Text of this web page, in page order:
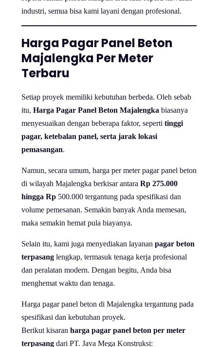
industri, semua bisa kami layani dengan profesional.
Harga Pagar Panel Beton
Majalengka Per Meter
Terbaru
Setiap proyek memiliki kebutuhan berbeda. Oleh sebab
itu, Harga Pagar Panel Beton Majalengka biasanya
menyesuaikan dengan beberapa faktor, seperti tinggi
pagar, ketebalan panel, serta jarak lokasi
pemasangan.
Namun, secara umum, harga per meter pagar panel beton
di wilayah Majalengka berkisar antara Rp 275.000
hingga Rp 500.000 tergantung pada spesifikasi dan
volume pemesanan. Semakin banyak Anda memesan,
maka semakin hemat pula biayanya.
Selain itu, kami juga menyediakan layanan pagar beton
terpasang lengkap, termasuk tenaga kerja profesional
dan peralatan modern. Dengan begitu, Anda bisa
menghemat waktu dan tenaga.
Harga pagar panel beton di Majalengka tergantung pada
spesifikasi dan kebutuhan proyek.
Berikut kisaran harga pagar panel beton per meter
terpasang dari PT. Java Mega Konstruksi: